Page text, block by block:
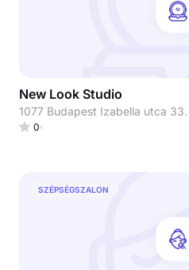
New Look Studio
1077 Budapest Izabella utca 33.
0
SZÉPSÉGSZALON